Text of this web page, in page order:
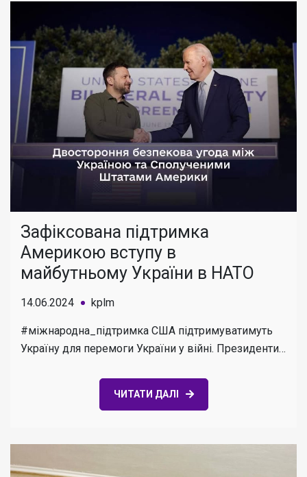
Зафіксована підтримка
Америкою вступу в
майбутньому України в НАТО
14.06.2024 kplm
#міжнародна_підтримка США підтримуватимуть
Україну для перемоги України у війні. Президенти…
ЧИТАТИ ДАЛІ